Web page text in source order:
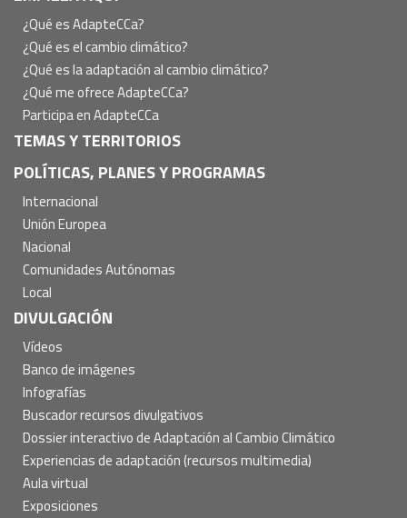
principal
¿Qué es AdapteCCa?
¿Qué es el cambio climático?
¿Qué es la adaptación al cambio climático?
¿Qué me ofrece AdapteCCa?
Participa en AdapteCCa
TEMAS Y TERRITORIOS
POLÍTICAS, PLANES Y PROGRAMAS
Internacional
Unión Europea
Nacional
Comunidades Autónomas
Local
DIVULGACIÓN
Vídeos
Banco de imágenes
Infografías
Buscador recursos divulgativos
Dossier interactivo de Adaptación al Cambio Climático
Experiencias de adaptación (recursos multimedia)
Aula virtual
Exposiciones